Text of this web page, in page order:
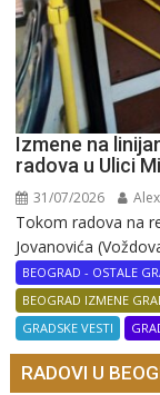
Izmene na
radova u Ulici
31/07/2026 Alex
Tokom radova na
Jovanovića
BEOGRAD - OSTALE
BEOGRAD IZMENE
GRADSKE VESTI
RADOVI U